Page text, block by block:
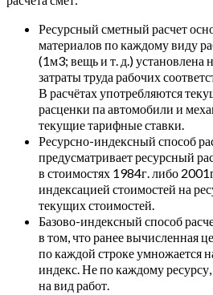
Ресурсный сметный расчет
материалов по каждому виду
(1м3; вещь и т. д.) установлена
затраты труда рабочих
В расчётах употребляются
расценки па автомобили и
текущие тарифные ставки.
Ресурсно-индексный способ
предусматривает ресурсный
в стоимостях 1984г. либо
индексацией стоимостей на
текущих стоимостей.
Базово-индексный способ
в том, что ранее вычисленная
по каждой строке умножается
индекс. Не по каждому
на вид работ.